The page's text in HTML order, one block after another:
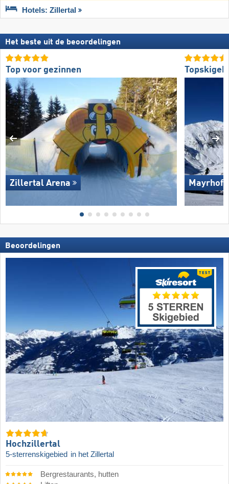
Hotels: Zillertal
Het beste uit de beoordelingen
Top voor gezinnen
Zillertal Arena
Beoordelingen
Hochzillertal
5-sterrenskigebied in het Zillertal
Bergrestaurants, hutten